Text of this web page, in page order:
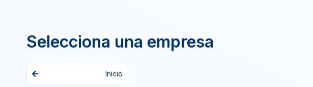
Selecciona una empresa
Inicio